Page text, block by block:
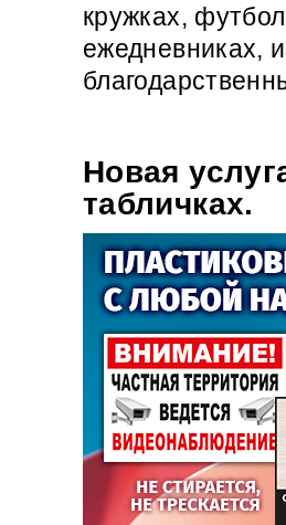
кружках,
ежедневниках,
Новая
табличках.